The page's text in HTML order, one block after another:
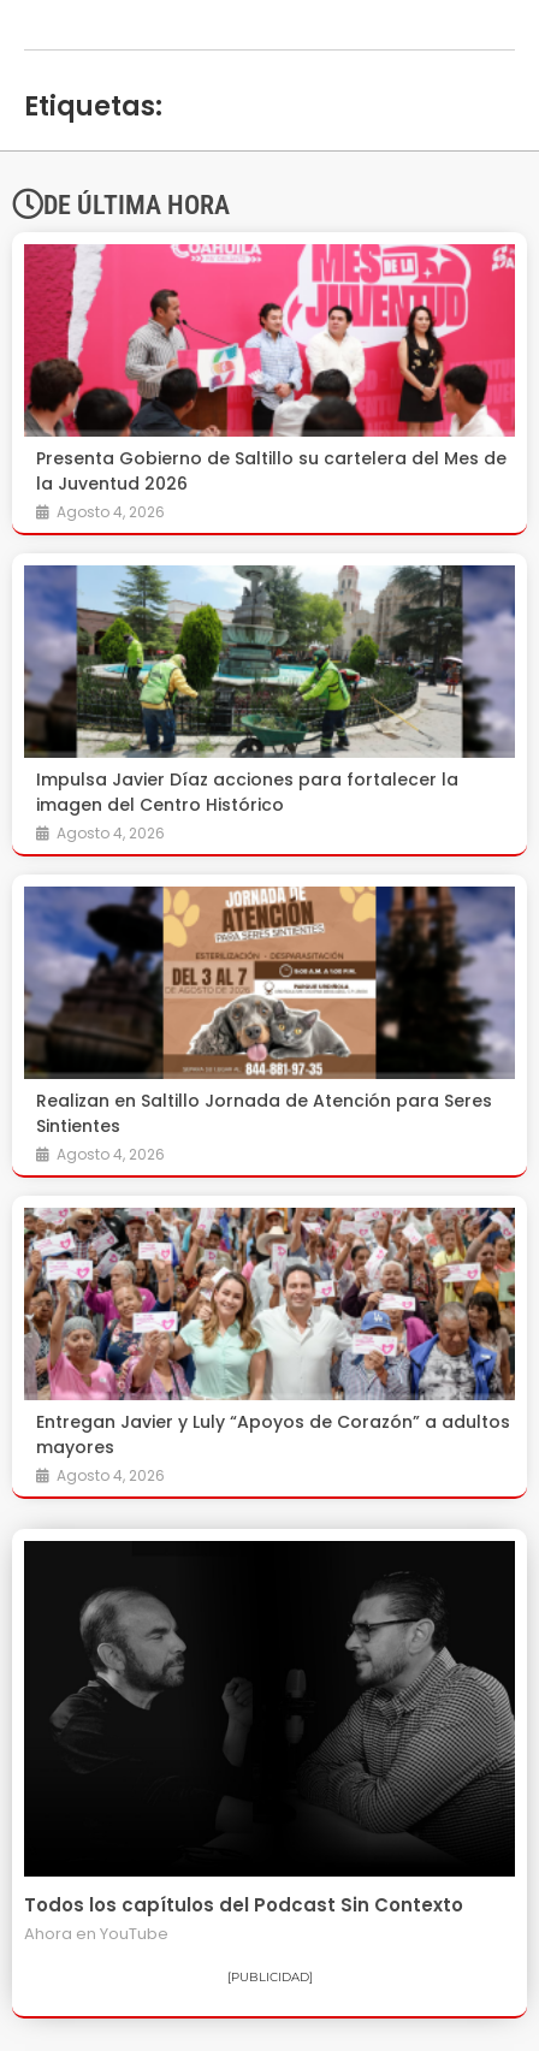
Etiquetas:
DE ÚLTIMA HORA
Presenta Gobierno de Saltillo su cartelera del Mes de
la Juventud 2026
Agosto 4, 2026
Impulsa Javier Díaz acciones para fortalecer la
imagen del Centro Histórico
Agosto 4, 2026
Realizan en Saltillo Jornada de Atención para Seres
Sintientes
Agosto 4, 2026
Entregan Javier y Luly “Apoyos de Corazón” a adultos
mayores
Agosto 4, 2026
Todos los capítulos del Podcast Sin Contexto
Ahora en YouTube
[PUBLICIDAD]